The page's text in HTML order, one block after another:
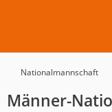
Nationalmannschaft
Männer-